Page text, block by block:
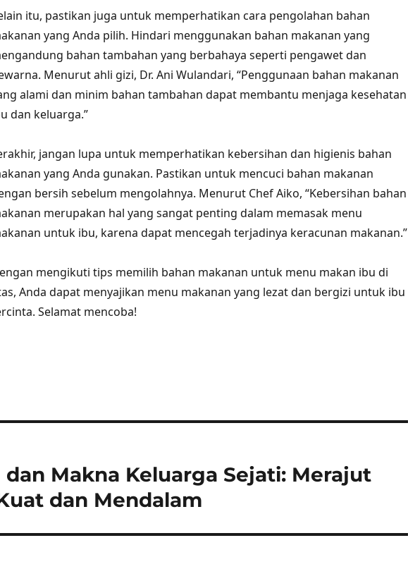
itu, pastikan juga untuk memperhatikan cara pengolahan bahan
yang Anda pilih. Hindari menggunakan bahan makanan yang
bahan tambahan yang berbahaya seperti pengawet dan
Menurut ahli gizi, Dr. Ani Wulandari, “Penggunaan bahan makanan
alami dan minim bahan tambahan dapat membantu menjaga kesehatan
dan keluarga.”
jangan lupa untuk memperhatikan kebersihan dan higienis bahan
yang Anda gunakan. Pastikan untuk mencuci bahan makanan
bersih sebelum mengolahnya. Menurut Chef Aiko, “Kebersihan bahan
merupakan hal yang sangat penting dalam memasak menu
untuk ibu, karena dapat mencegah terjadinya keracunan makanan.”
mengikuti tips memilih bahan makanan untuk menu makan ibu di
Anda dapat menyajikan menu makanan yang lezat dan bergizi untuk ibu
Selamat mencoba!
dan Makna Keluarga Sejati: Merajut
dan Mendalam